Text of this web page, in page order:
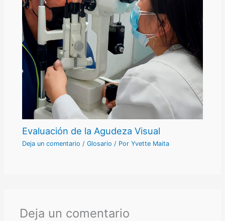
Evaluación de la Agudeza Visual
Deja un comentario /Glosario / PorYvette Maita
Deja un comentario